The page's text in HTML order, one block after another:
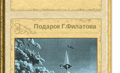
Подарок Г.Филатова